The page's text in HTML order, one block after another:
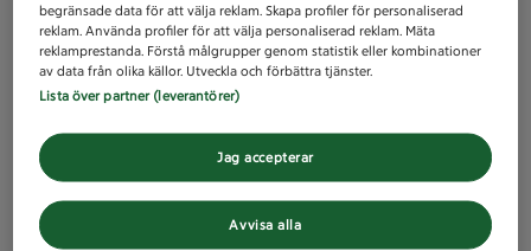
begränsade data för att välja reklam. Skapa profiler för personaliserad
reklam. Använda profiler för att välja personaliserad reklam. Mäta
reklamprestanda. Förstå målgrupper genom statistik eller kombinationer
av data från olika källor. Utveckla och förbättra tjänster.
Lista över partner (leverantörer)
Avvisa alla
Jag accepterar